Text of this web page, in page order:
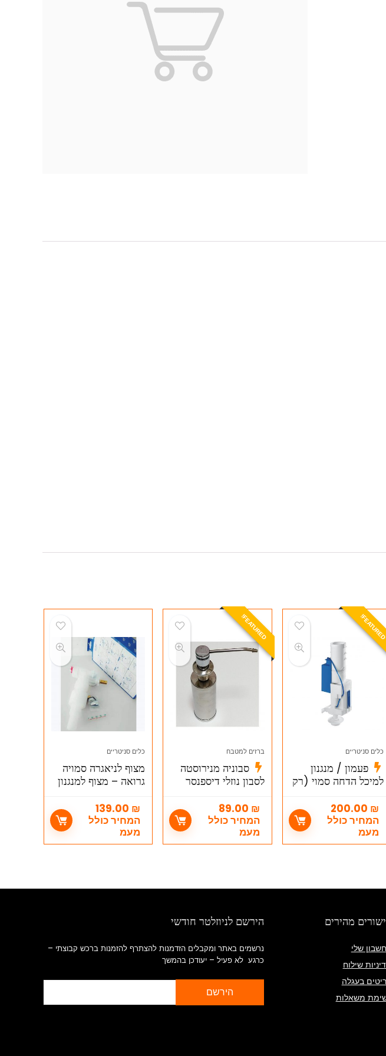
E
A
T
U
R
E
D
כלים סניטריים
פעמון / מנגנון
למיכל הדחה סמוי (רק
4232000 GROHE
200.00 ₪
המחיר כולל
מעמ
F
E
A
T
U
R
E
D
!
ברזים למטבח
סבוניה מנירוסטה
לסבון נוזלי דיספנסר
נירוסטה
89.00 ₪
המחיר כולל
מעמ
כלים סניטריים
מצוף לניאגרה סמויה
גרואה – מצוף למנגנון
37092000
139.00 ₪
המחיר כולל
מעמ
מהירים
שלי
שילוח
בעגלה
משאלות
הירשם לניוזלטר חודשי
נרשמים באתר ומקבלים הזדמנות להצתרף להזמנות ברכש קבוצתי –
כרגע לא פעיל – יעודכן בהמשך